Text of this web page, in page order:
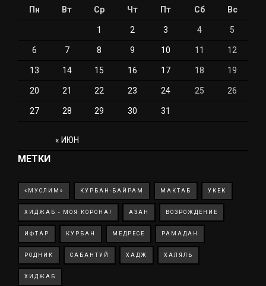
Пн Вт Ср Чт Пт Сб Вс
« ИЮН
1 2 3 4 5
6 7 8 9 10 11 12
13 14 15 16 17 18 19
20 21 22 23 24 25 26
27 28 29 30 31
МЕТКИ
«МУСЛИМ» КУРБАН-БАЙРАМ МАКТАБ УКЕК
ХИДЖАБ - МОЯ КОРОНА! АЗАН ВОЗРОЖДЕНИЕ
ИФТАР КУРБАН МЕДРЕСЕ РАМАДАН
РОДНИК САБАНТУЙ ХАДЖ ХАЛЯЛЬ
ХИДЖАБ